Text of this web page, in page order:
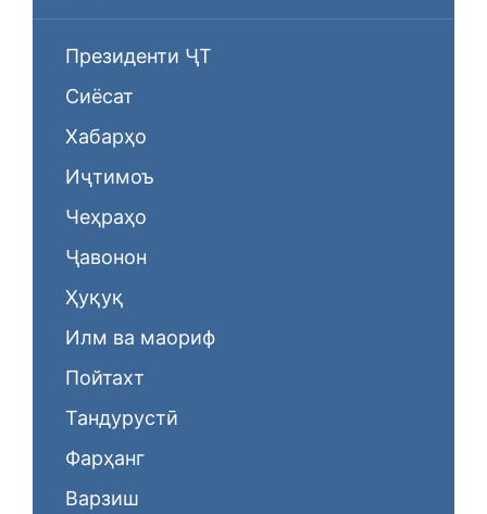
Президенти ҶТ
Сиёсат
Хабарҳо
Иҷтимоъ
Чеҳраҳо
Ҷавонон
Ҳуқуқ
Илм ва маориф
Пойтахт
Тандурустӣ
Фарҳанг
Варзиш